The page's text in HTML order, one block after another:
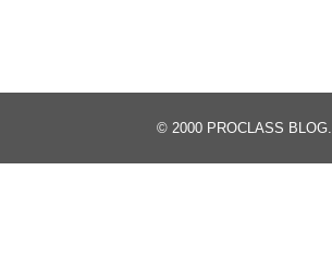
© 2000 PROCLASS BLOG.